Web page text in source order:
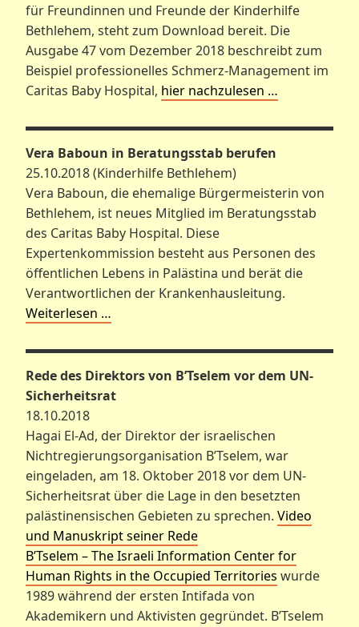
für Freundinnen und Freunde der Kinderhilfe
Bethlehem, steht zum Download bereit. Die
Ausgabe 47 vom Dezember 2018 beschreibt zum
Beispiel professionelles Schmerz-Management im
Caritas Baby Hospital, hier nachzulesen …
Vera Baboun in Beratungsstab berufen
25.10.2018 (Kinderhilfe Bethlehem)
Vera Baboun, die ehemalige Bürgermeisterin von
Bethlehem, ist neues Mitglied im Beratungsstab
des Caritas Baby Hospital. Diese
Expertenkommission besteht aus Personen des
öffentlichen Lebens in Palästina und berät die
Verantwortlichen der Krankenhausleitung.
Weiterlesen …
Rede des Direktors von B’Tselem vor dem UN-
Sicherheitsrat
18.10.2018
Hagai El-Ad, der Direktor der israelischen
Nichtregierungsorganisation B’Tselem, war
eingeladen, am 18. Oktober 2018 vor dem UN-
Sicherheitsrat über die Lage in den besetzten
palästinensischen Gebieten zu sprechen. Video
und Manuskript seiner Rede
B’Tselem – The Israeli Information Center for
Human Rights in the Occupied Territories wurde
1989 während der ersten Intifada von
Akademikern und Aktivisten gegründet. B’Tselem